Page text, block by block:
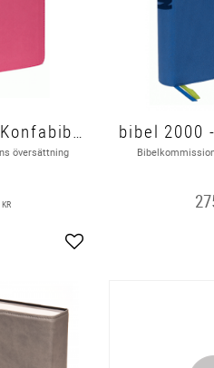
Bibel 2000 - Konfabibel - mjukband, rosa, 200 x 140 x 30mm
översättning
KR
Lägg till i favoriter